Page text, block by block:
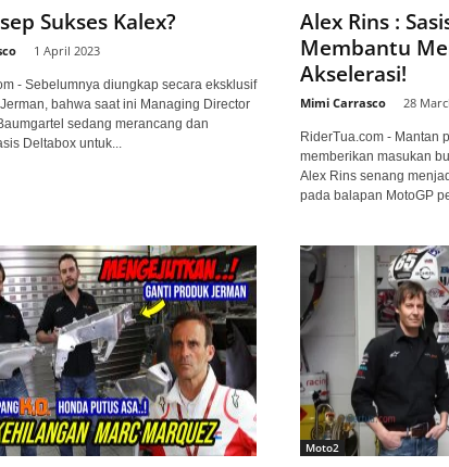
Sukses Kalex?
1 April 2023
- Sebelumnya diungkap secara eksklusif
bahwa saat ini Managing Director
sedang merancang dan
Deltabox untuk...
Alex Rins :
Membantu
Akselerasi!
Mimi Carrasco 28
RiderTua.com - Mantan
memberikan masukan
Alex Rins senang
pada balapan MotoGP
Moto2